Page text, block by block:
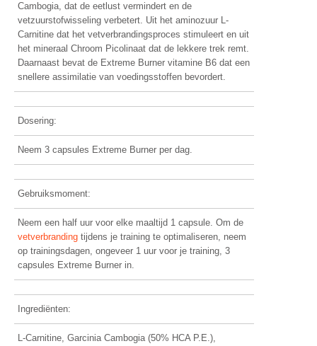
Cambogia, dat de eetlust vermindert en de
vetzuurstofwisseling verbetert. Uit het aminozuur L-
Carnitine dat het vetverbrandingsproces stimuleert en uit
het mineraal Chroom Picolinaat dat de lekkere trek remt.
Daarnaast bevat de Extreme Burner vitamine B6 dat een
snellere assimilatie van voedingsstoffen bevordert.
Dosering:
Neem 3 capsules Extreme Burner per dag.
Gebruiksmoment:
Neem een half uur voor elke maaltijd 1 capsule. Om de
vetverbranding tijdens je training te optimaliseren, neem
op trainingsdagen, ongeveer 1 uur voor je training, 3
capsules Extreme Burner in.
Ingrediënten:
L-Carnitine, Garcinia Cambogia (50% HCA P.E.),